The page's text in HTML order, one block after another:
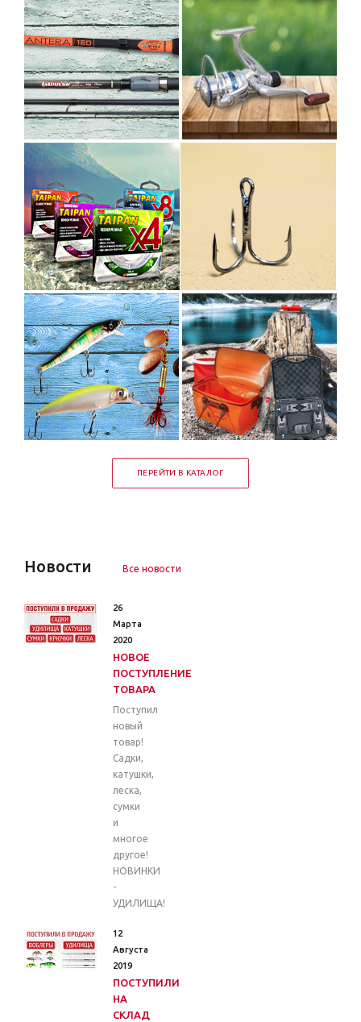
ПЕРЕЙТИ В КАТАЛОГ
Новости Все новости
26
Марта
2020
НОВОЕ
ПОСТУПЛЕНИЕ
ТОВАРА
Поступил
новый
товар!
Садки,
катушки,
леска,
сумки
и
многое
другое!
НОВИНКИ
-
УДИЛИЩА!
12
Августа
2019
ПОСТУПИЛИ
НА
СКЛАД